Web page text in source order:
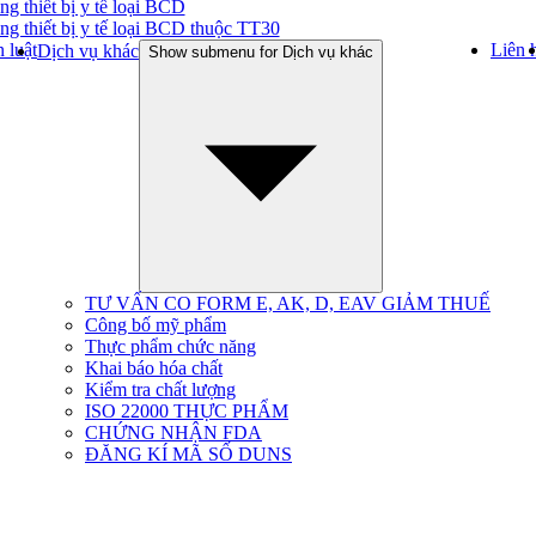
thiết bị y tế loại BCD
thiết bị y tế loại BCD thuộc TT30
luậtDịch vụ khác Show submenu for Dịch vụ khác
TƯ VẤN CO FORM E, AK, D, EAV GIẢM THUẾ
Công bố mỹ phẩm
Thực phẩm chức năng
Khai báo hóa chất
Kiểm tra chất lượng
ISO 22000 THỰC PHẨM
CHỨNG NHẬN FDA
ĐĂNG KÍ MÃ SỐ DUNS
Liên